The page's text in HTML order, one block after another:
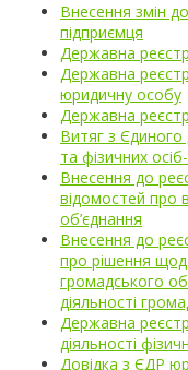
Внесення змін
підприємця
Державна
Державна
юридичну особу
Державна
Витяг з
та фізичних
Внесення до
відомостей про
об’єднання
Внесення до
про рішення
громадського
діяльності
Державна
діяльності
Довідка з ЄДР